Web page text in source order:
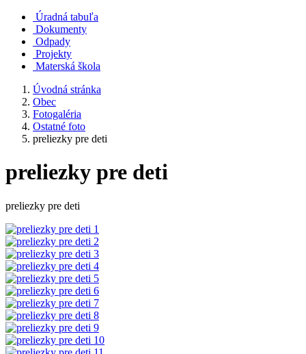
Úradná tabuľa
Dokumenty
Odpady
Projekty
Materská škola
Úvodná stránka
Obec
Fotogaléria
Ostatné foto
preliezky pre deti
preliezky pre deti
preliezky pre deti